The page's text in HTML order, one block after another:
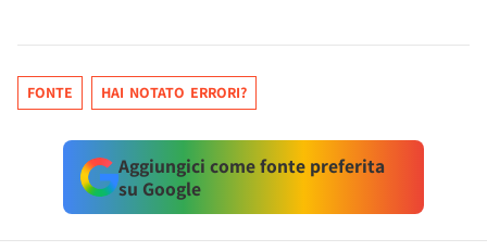
FONTE HAI NOTATO ERRORI?
Aggiungici come fonte preferita
su Google